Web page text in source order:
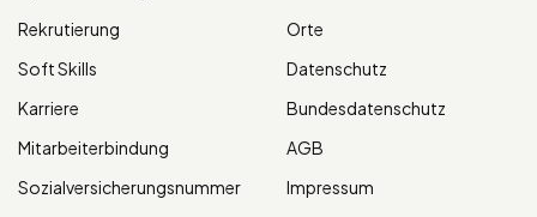
Rekrutierung
Soft Skills
Karriere
Mitarbeiterbindung
Sozialversicherungsnummer
Orte
Datenschutz
Bundesdatenschutz
AGB
Impressum